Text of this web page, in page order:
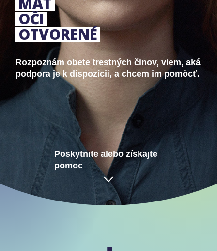
OČI
OTVORENÉ
Rozpoznám obete trestných činov, viem, aká
podpora je k dispozícii, a chcem im pomôcť.
Poskytnite alebo získajte
pomoc